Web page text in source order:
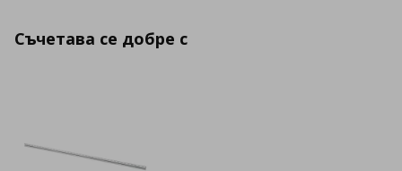
Съчетава се добре с